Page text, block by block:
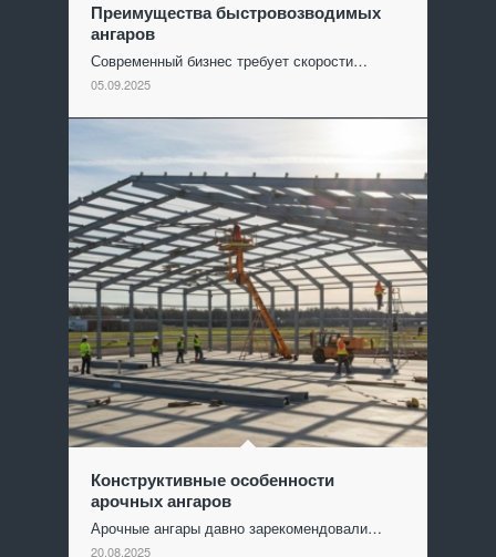
Преимущества быстровозводимых
ангаров
Современный бизнес требует скорости…
05.09.2025
Конструктивные особенности
арочных ангаров
Арочные ангары давно зарекомендовали…
20.08.2025